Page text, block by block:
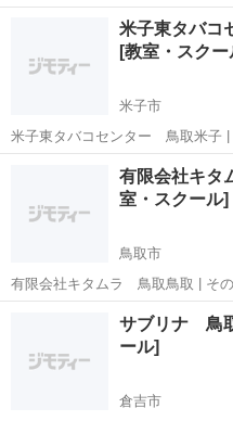
市佐治町古市７１２−１ 電話番号：0858-88-0557 この投稿は鳥取のそ
の他の教育、スクール等の教室の情報です。 この投
鳥取市 その他
米子東タバコ
[教室・スクー
米子市
米子東タバコセンター 鳥取米子 | その
取県米子市熊党３１８−１ この投稿は米子のその他の教育、スクール
等の教室の情報です。 この投稿は投稿日時点の情報です。 ご注意くだ
その他 セ
有限会社キタ
室・スクール]
鳥取市
有限会社キタムラ 鳥取鳥取 | その他 [教室
鳥取市片原４丁目２０５ この投稿は鳥取のその他の教育、スクール等
の教室の情報です。 この投稿は投稿日時点の情報です。 ご注意くださ
その他
サブリナ 鳥
ール]
倉吉市